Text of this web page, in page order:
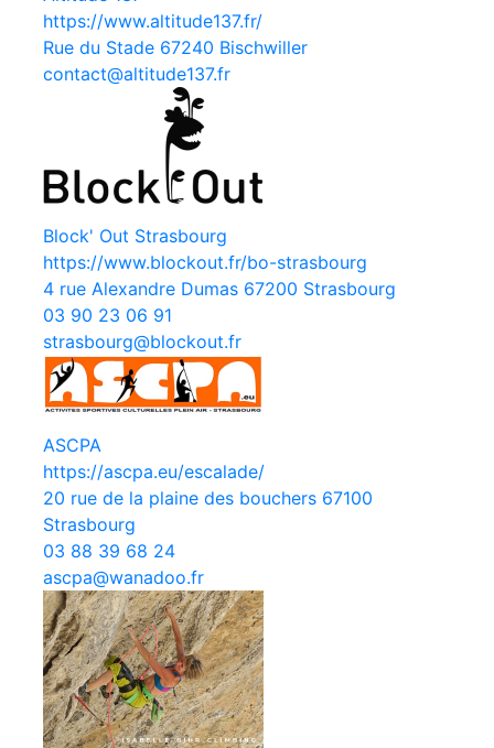
https://www.altitude137.fr/
Rue du Stade 67240 Bischwiller
contact@altitude137.fr
Block' Out Strasbourg
https://www.blockout.fr/bo-strasbourg
4 rue Alexandre Dumas 67200 Strasbourg
03 90 23 06 91
strasbourg@blockout.fr
ASCPA
https://ascpa.eu/escalade/
20 rue de la plaine des bouchers 67100
Strasbourg
03 88 39 68 24
ascpa@wanadoo.fr